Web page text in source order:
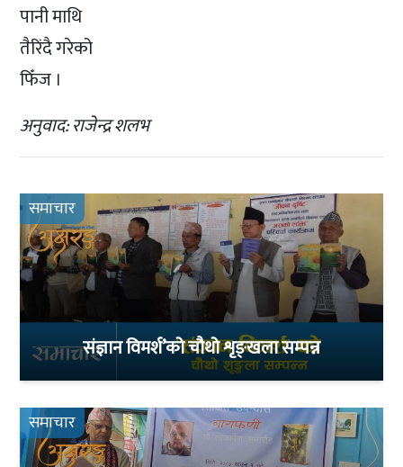
पानी माथि
तैरिंदै गरेको
फिँज ।
अनुवाद: राजेन्द्र शलभ
समाचार
संज्ञान विमर्श’को चौथो शृङ्खला सम्पन्न
समाचार